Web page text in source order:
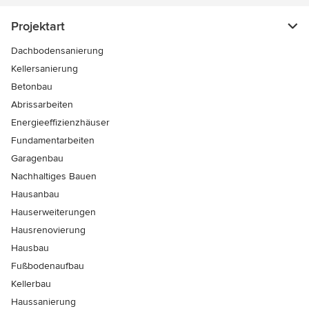
Projektart
Dachbodensanierung
Kellersanierung
Betonbau
Abrissarbeiten
Energieeffizienzhäuser
Fundamentarbeiten
Garagenbau
Nachhaltiges Bauen
Hausanbau
Hauserweiterungen
Hausrenovierung
Hausbau
Fußbodenaufbau
Kellerbau
Haussanierung